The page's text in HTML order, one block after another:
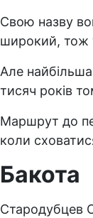
Свою назву
широкий, тож
Але
тисяч років
Маршрут до
коли
Бакота
Стародубцев